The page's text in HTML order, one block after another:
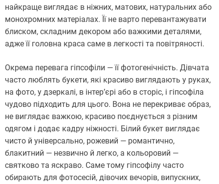
найкраще виглядає в ніжних, матових, натуральних або
монохромних матеріалах. Її не варто перевантажувати
блиском, складним декором або важкими деталями,
адже її головна краса саме в легкості та повітряності.
Окрема перевага гіпсофіли — її фотогенічність. Дівчата
часто люблять букети, які красиво виглядають у руках,
на фото, у дзеркалі, в інтер’єрі або в сторіс, і гіпсофіла
чудово підходить для цього. Вона не перекриває образ,
не виглядає важкою, красиво поєднується з різним
одягом і додає кадру ніжності. Білий букет виглядає
чисто й універсально, рожевий — романтично,
блакитний — незвично й легко, а кольоровий —
святково та яскраво. Саме тому гіпсофілу часто
обирають для фотосесій, дівочих вечорів, випускних,